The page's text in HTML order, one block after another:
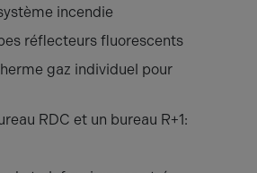
incendie
réflecteurs fluorescents
gaz individuel pour
RDC et un bureau R+1: